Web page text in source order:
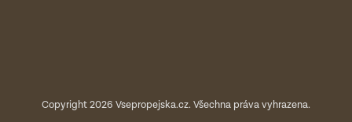
Copyright 2026 Vsepropejska.cz. Všechna práva vyhrazena.